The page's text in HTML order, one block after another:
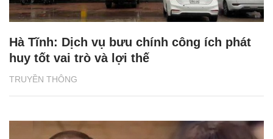
TRUYỀN THÔNG
Hà Tĩnh: Dịch vụ bưu chính công ích phát
huy tốt vai trò và lợi thế